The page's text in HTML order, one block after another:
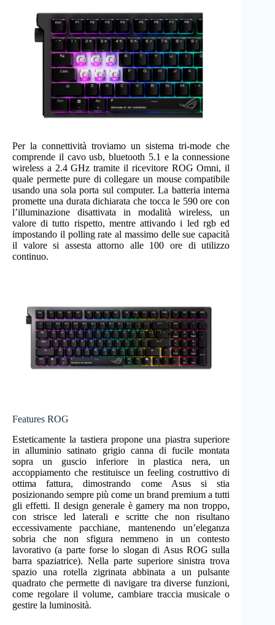
Per la connettività troviamo un sistema tri-mode che
comprende il cavo usb, bluetooth 5.1 e la connessione
wireless a 2.4 GHz tramite il ricevitore ROG Omni, il
quale permette pure di collegare un mouse compatibile
usando una sola porta sul computer. La batteria interna
promette una durata dichiarata che tocca le 590 ore con
l’illuminazione disattivata in modalità wireless, un
valore di tutto rispetto, mentre attivando i led rgb ed
impostando il polling rate al massimo delle sue capacità
il valore si assesta attorno alle 100 ore di utilizzo
continuo.
Features ROG
Esteticamente la tastiera propone una piastra superiore
in alluminio satinato grigio canna di fucile montata
sopra un guscio inferiore in plastica nera, un
accoppiamento che restituisce un feeling costruttivo di
ottima fattura, dimostrando come Asus si stia
posizionando sempre più come un brand premium a tutti
gli effetti. Il design generale è gamery ma non troppo,
con strisce led laterali e scritte che non risultano
eccessivamente pacchiane, mantenendo un’eleganza
sobria che non sfigura nemmeno in un contesto
lavorativo (a parte forse lo slogan di Asus ROG sulla
barra spaziatrice). Nella parte superiore sinistra trova
spazio una rotella zigrinata abbinata a un pulsante
quadrato che permette di navigare tra diverse funzioni,
come regolare il volume, cambiare traccia musicale o
gestire la luminosità.